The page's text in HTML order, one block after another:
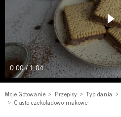
0:00 / 1:04
Moje Gotowanie Przepisy Typ dania
Ciasto czekoladowo-makowe